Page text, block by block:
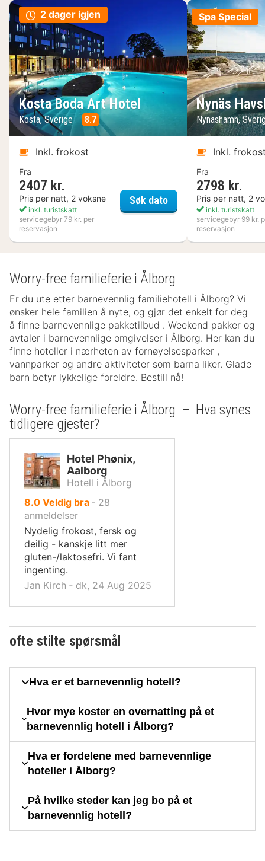
2 dager igjen
Kosta Boda Art Hotel
Kosta, Sverige 8.7
Inkl. frokost
Fra
2407 kr.
Pris per natt, 2 voksne
inkl. turistskatt
servicegebyr 79 kr. per
reservasjon
Søk datoKosta Boda Art Hotel
Spa Special
Nynäs
Nynäshamn,
Inkl.
Fra
2798 kr.
Pris per natt, 2
inkl. turistskatt
servicegebyr 99 kr.
reservasjon
Worry-free familieferie i Ålborg
Er du ute etter barnevennlig familiehotell i Ålborg? Vi
ønsker hele familien å nyte, og gjør det enkelt for deg
å finne barnevennlige pakketilbud . Weekend pakker og
avtaler i barnevennlige omgivelser i Ålborg. Her kan du
finne hoteller i nærheten av fornøyelsesparker ,
vannparker og andre aktiviteter som barna liker. Glade
barn betyr lykkelige foreldre. Bestill nå!
Worry-free familieferie i Ålborg – Hva synes
tidligere gjester?
Hotel Phønix,
Aalborg
Hotell i Ålborg
8.0av
10,
Veldig bra ‐ 28
anmeldelser
Nydelig frokost, fersk og
deilig - kanskje litt mer
gluten-/laktosefri. Vi fant
ingenting.
Jan Kirch ‐ dk, 24 Aug 2025
ofte stilte spørsmål
Hva er et barnevennlig hotell?
Hvor mye koster en overnatting på et
barnevennlig hotell i Ålborg?
Hva er fordelene med barnevennlige
hoteller i Ålborg?
På hvilke steder kan jeg bo på et
barnevennlig hotell?